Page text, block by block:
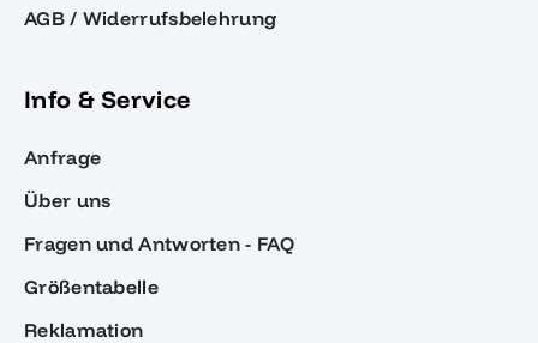
AGB / Widerrufsbelehrung
Info & Service
Anfrage
Über uns
Fragen und Antworten - FAQ
Größentabelle
Reklamation